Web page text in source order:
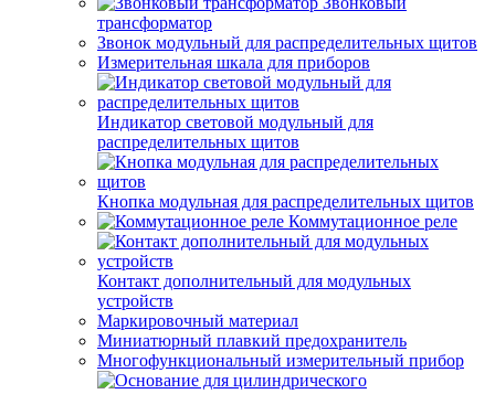
трансформатор
Звонок модульный для распределительных щитов
Измерительная шкала для приборов
Индикатор световой модульный для
распределительных щитов
Кнопка модульная для распределительных щитов
Коммутационное реле
Контакт дополнительный для модульных
устройств
Маркировочный материал
Миниатюрный плавкий предохранитель
Многофункциональный измерительный прибор